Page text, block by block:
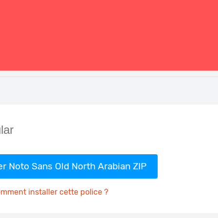
Noto Sans Old North Arabian ZIP
installer cette police ?